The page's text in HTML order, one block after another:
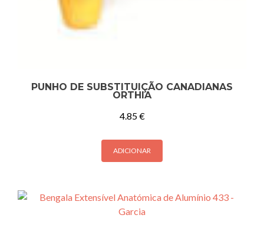
PUNHO DE SUBSTITUIÇÃO CANADIANAS
ORTHIA
4.85€
ADICIONAR